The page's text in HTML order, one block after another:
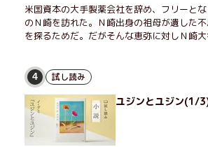
米国資本の大手製薬会社を辞め、フリーと
のＮ崎を訪れた。Ｎ崎出身の祖母が遺した
を探るためだ。だがそんな恵弥に対しＮ崎
恵弥は、まるで影のような存在の博士とまみ
か？ そして、唄の歌詞「かたむくマリア」
は？ 謎めいたラストが鮮烈な余韻を残すシ
4 試し読み
ユジンとユジン(1/